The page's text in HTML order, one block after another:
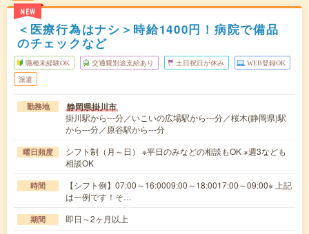
NEW
＜医療行為はナシ＞時給1400円！病院で備品
のチェックなど
職種未経験OK 交通費別途支給あり 土日祝日が休み WEB登録OK
派遣
勤務地 静岡県掛川市
掛川駅から---分／いこいの広場駅から---分／桜木(静岡県)駅
から---分／原谷駅から---分
曜日頻度
シフト制（月～日） ※平日のみなどの相談もOK ※週3なども
相談OK
時間
【シフト例】07:00～16:0009:00～18:0017:00～09:00※ 上記
は一例です！そ…
期間 即日～2ヶ月以上